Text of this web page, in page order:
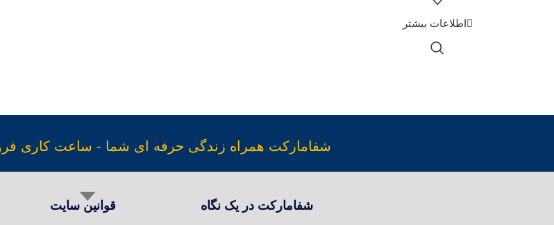
اطلاعات بیشتر
شفامارکت همراه زندگی حرفه ای شما - ساعت کاری فروشگاه :9 صبح
شفامارکت در یک نگاه قوانین سایت